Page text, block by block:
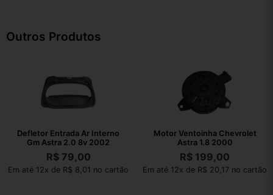
Outros Produtos
Defletor Entrada Ar Interno
Gm Astra 2.0 8v 2002
R$79,00
Em até 12x de R$ 8,01 no cartão
Motor Ventoinha Chevrolet
Astra 1.8 2000
R$ 199,00
Em até 12x de R$ 20,17 no cartão